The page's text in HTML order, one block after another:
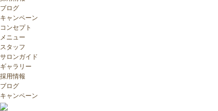
ブログ
キャンペーン
コンセプト
メニュー
スタッフ
サロンガイド
ギャラリー
採用情報
ブログ
キャンペーン